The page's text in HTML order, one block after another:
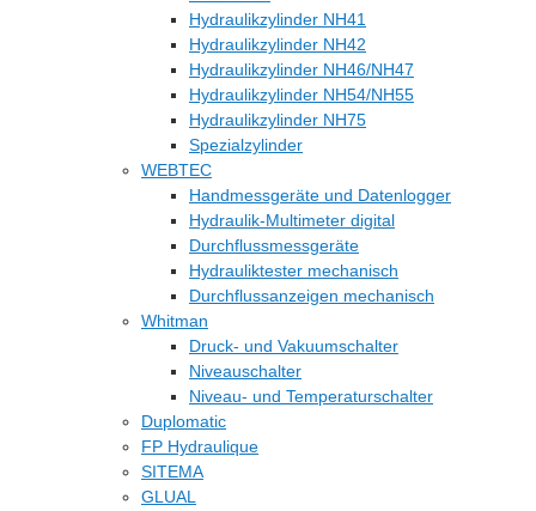
Hydraulikzylinder NH41
Hydraulikzylinder NH42
Hydraulikzylinder NH46/NH47
Hydraulikzylinder NH54/NH55
Hydraulikzylinder NH75
Spezialzylinder
WEBTEC
Handmessgeräte und Datenlogger
Hydraulik-Multimeter digital
Durchflussmessgeräte
Hydrauliktester mechanisch
Durchflussanzeigen mechanisch
Whitman
Druck- und Vakuumschalter
Niveauschalter
Niveau- und Temperaturschalter
Duplomatic
FP Hydraulique
SITEMA
GLUAL